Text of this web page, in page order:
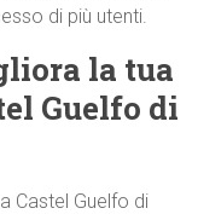
di più utenti.
la tua
Guelfo di
Castel Guelfo di